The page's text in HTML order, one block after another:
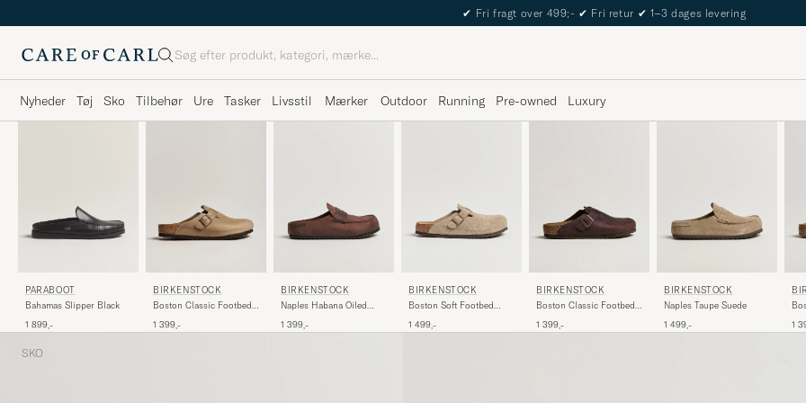
✔ Fri fragt over 499;- ✔ Fri retur ✔ 1–3 dages levering
Søg
Nyheder Tøj Sko Tilbehør Ure Tasker Livsstil Mærker Outdoor Running Pre-owned Luxury
PARABOOT
Bahamas Slipper Black
1 899,-
BIRKENSTOCK
Boston Classic Footbed
1 399,-
BIRKENSTOCK
Naples Habana Oiled
1 399,-
BIRKENSTOCK
Boston Soft Footbed
1 499,-
BIRKENSTOCK
Boston Classic Footbed
1 399,-
BIRKENSTOCK
Naples Taupe Suede
1 499,-
1
SKO